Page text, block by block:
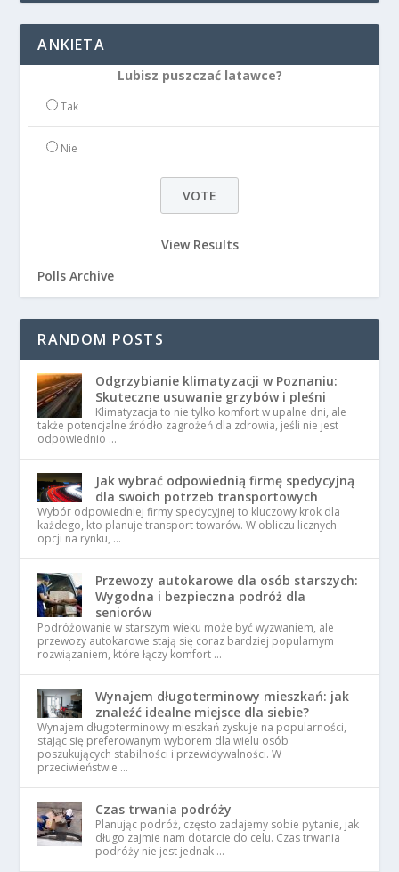
ANKIETA
Lubisz puszczać latawce?
Tak
Nie
View Results
Polls Archive
RANDOM POSTS
Odgrzybianie klimatyzacji w Poznaniu:
Skuteczne usuwanie grzybów i pleśni
Klimatyzacja to nie tylko komfort w upalne dni, ale
także potencjalne źródło zagrożeń dla zdrowia, jeśli nie jest
odpowiednio …
Jak wybrać odpowiednią firmę spedycyjną
dla swoich potrzeb transportowych
Wybór odpowiedniej firmy spedycyjnej to kluczowy krok dla
każdego, kto planuje transport towarów. W obliczu licznych
opcji na rynku, …
Przewozy autokarowe dla osób starszych:
Wygodna i bezpieczna podróż dla
seniorów
Podróżowanie w starszym wieku może być wyzwaniem, ale
przewozy autokarowe stają się coraz bardziej popularnym
rozwiązaniem, które łączy komfort …
Wynajem długoterminowy mieszkań: jak
znaleźć idealne miejsce dla siebie?
Wynajem długoterminowy mieszkań zyskuje na popularności,
stając się preferowanym wyborem dla wielu osób
poszukujących stabilności i przewidywalności. W
przeciwieństwie …
Czas trwania podróży
Planując podróż, często zadajemy sobie pytanie, jak
długo zajmie nam dotarcie do celu. Czas trwania
podróży nie jest jednak …